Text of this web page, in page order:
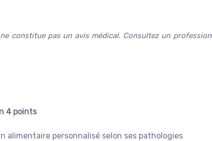
constitue pas un avis médical. Consultez un
4 points
alimentaire personnalisé selon ses pathologies